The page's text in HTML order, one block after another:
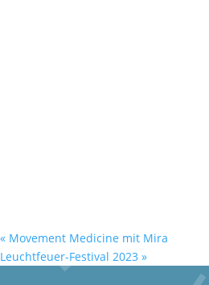
« Movement Medicine mit Mira
Leuchtfeuer-Festival 2023 »